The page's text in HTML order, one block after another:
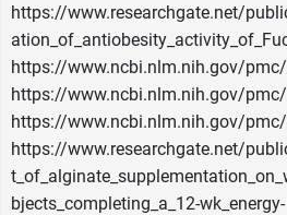
https://www.researchgate.net/
https://www.ncbi.nlm.nih.gov/
https://www.ncbi.nlm.nih.gov/
https://www.ncbi.nlm.nih.gov/
https://www.researchgate.net/
bjects_completing_a_12-wk_energy-